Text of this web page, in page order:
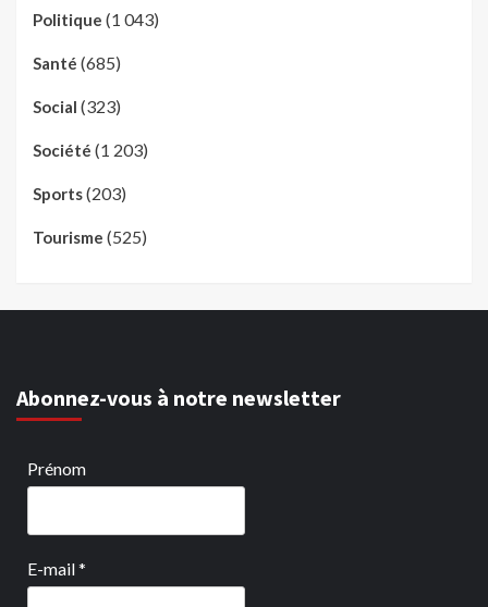
Politique (1 043)
Santé (685)
Social (323)
Société (1 203)
Sports(203)
Tourisme (525)
Abonnez-vous à notre newsletter
Prénom
E-mail*